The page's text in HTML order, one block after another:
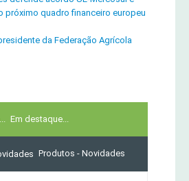
próximo quadro financeiro europeu
da Federação Agrícola
Em destaque...
Produtos - Novidades